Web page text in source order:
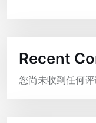
Recent
您尚未收到任何评